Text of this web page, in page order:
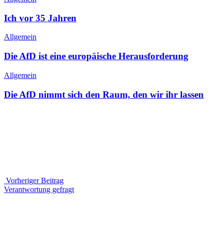
Ich vor 35 Jahren
Allgemein
Die AfD ist eine europäische Herausforderung
Allgemein
Die AfD nimmt sich den Raum, den wir ihr lassen
Vorheriger Beitrag
Vorheriger
Verantwortung gefragt